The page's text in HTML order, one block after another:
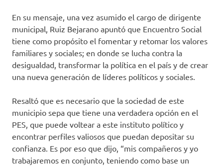
En su mensaje, una vez asumido el cargo de dirigente
municipal, Ruiz Bejarano apuntó que Encuentro Social
tiene como propósito el fomentar y retomar los valores
familiares y sociales; en donde se lucha contra la
desigualdad, transformar la política en el país y de crear
una nueva generación de líderes políticos y sociales.
Resaltó que es necesario que la sociedad de este
municipio sepa que tiene una verdadera opción en el
PES, que puede voltear a este instituto político y
encontrar perfiles valiosos que puedan depositar su
confianza. Es por eso que dijo, “mis compañeros y yo
trabajaremos en conjunto, teniendo como base un